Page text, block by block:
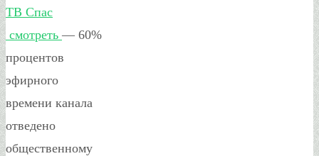
ТВ Спас
смотреть — 60%
процентов
эфирного
времени канала
отведено
общественному